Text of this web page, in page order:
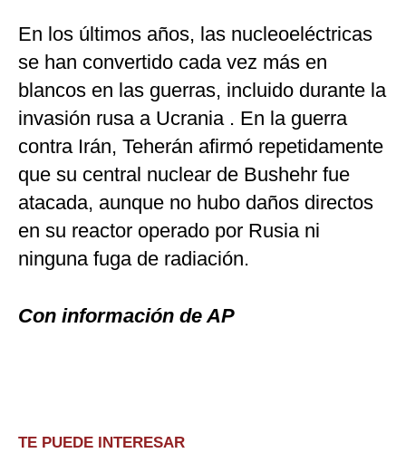
En los últimos años, las nucleoeléctricas
se han convertido cada vez más en
blancos en las guerras, incluido durante la
invasión rusa a Ucrania . En la guerra
contra Irán, Teherán afirmó repetidamente
que su central nuclear de Bushehr fue
atacada, aunque no hubo daños directos
en su reactor operado por Rusia ni
ninguna fuga de radiación.
Con información de AP
TE PUEDE INTERESAR